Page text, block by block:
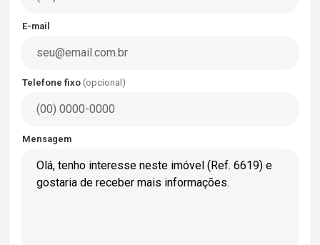
E-mail
Telefone fixo (opcional)
Mensagem